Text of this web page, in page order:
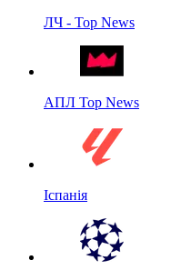
ЛЧ - Top News
АПЛ Top News
Іспанія